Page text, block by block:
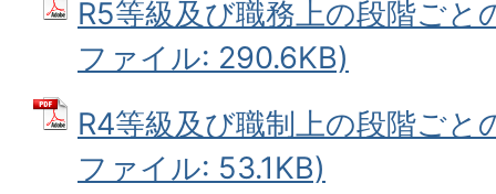
R5等級及び職務上の段階ごと
ファイル: 290.6KB)
R4等級及び職制上の段階ごと
ファイル: 53.1KB)